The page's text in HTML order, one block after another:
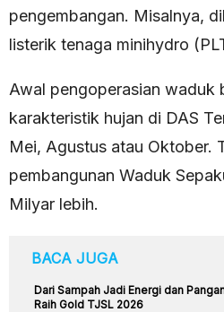
pengembangan. Misalnya,
listerik tenaga minihydro
Awal pengoperasian waduk
karakteristik hujan di DAS
Mei, Agustus atau Oktober.
pembangunan Waduk
Milyar lebih.
BACA JUGA
Dari Sampah Jadi Energi dan
Raih Gold TJSL 2026